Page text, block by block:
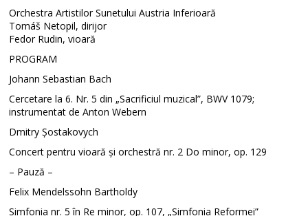
Orchestra Artistilor Sunetului Austria Inferioară
Tomáš Netopil, dirijor
Fedor Rudin, vioară
PROGRAM
Johann Sebastian Bach
Cercetare la 6. Nr. 5 din „Sacrificiul muzical”, BWV 1079;
instrumentat de Anton Webern
Dmitry Șostakovych
Concert pentru vioară și orchestră nr. 2 Do minor, op. 129
– Pauză –
Felix Mendelssohn Bartholdy
Simfonia nr. 5 în Re minor, op. 107, „Simfonia Reformei”